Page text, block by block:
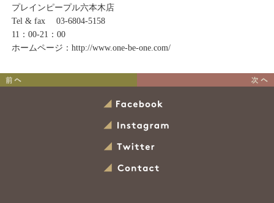
プレインピープル六本木店
Tel & fax 03-6804-5158
11：00-21：00
ホームページ：http://www.one-be-one.com/
お取扱店ご紹介 ギンザビ
Facebook
Instagram
Twitter